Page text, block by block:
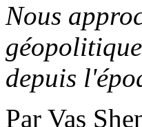
Nous
depuis
Par Vas